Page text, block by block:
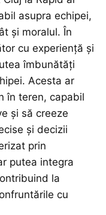
asupra echipei,
și moralul. În
cu experiență și
îmbunătăți
Acesta ar
în teren, capabil
și să creeze
și decizii
prin
putea integra
la
cu